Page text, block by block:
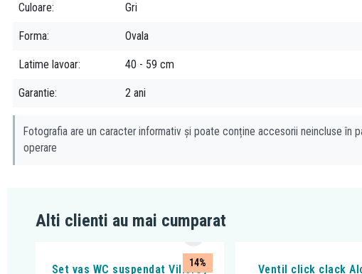
Culoare Gri
Forma Ovala
Latime lavoar 40 - 59 cm
Garantie 2 ani
Fotografia are un caracter informativ și poate conține accesorii neincluse
operare
Alti clienti au mai cumparat
14%
Set vas WC suspendat Villeroy
Ventil click clack